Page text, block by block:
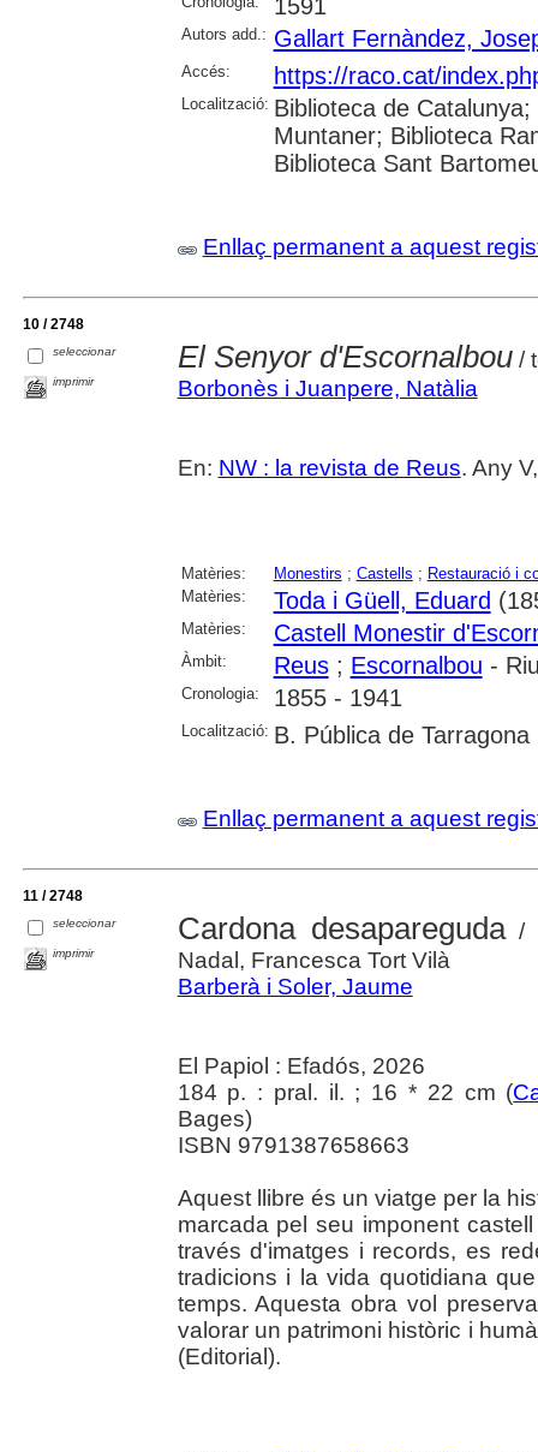
1591
Autors add.: Gallart Fernàndez,
Accés: https://raco.cat/
Localització: Biblioteca de
Muntaner; Biblioteca
Biblioteca Sant
Enllaç permanent a aquest
10 / 2748
seleccionar
imprimir
El Senyor d'Escornalbou/
Borbonès i Juanpere, Natàlia
En: NW : la revista de Reus. Any
Matèries: Monestirs ; Castells ; Restauració i
Matèries:
Toda i Güell, Eduard
Matèries: Castell Monestir
Àmbit: Reus; Escornalbou -
Cronologia: 1855 - 1941
Localització: B. Pública de Tarragona
Enllaç permanent a aquest
11 / 2748
seleccionar
imprimir
Cardona desapareguda/
Nadal, Francesca Tort Vilà
Barberà i Soler, Jaume
El Papiol : Efadós, 2026
184 p. : pral. il. ; 16 * 22 cm (
Bages)
ISBN 9791387658663
Aquest llibre és un viatge per la
marcada pel seu imponent
través d'imatges i records, es
tradicions i la vida quotidiana
temps. Aquesta obra vol
valorar un patrimoni històric i
(Editorial).